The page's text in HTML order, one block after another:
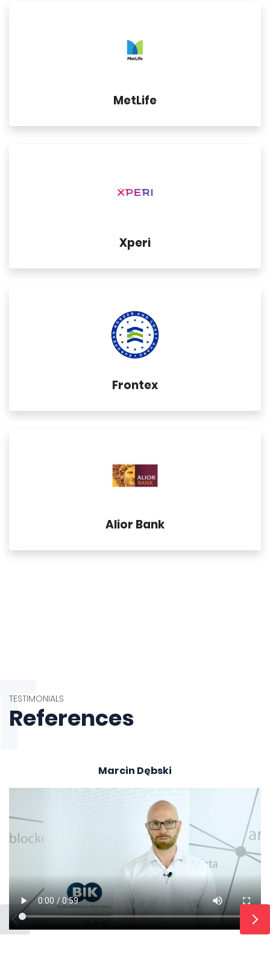
MetLife
Xperi
Frontex
Alior Bank
TESTIMONIALS
References
Marcin Dębski